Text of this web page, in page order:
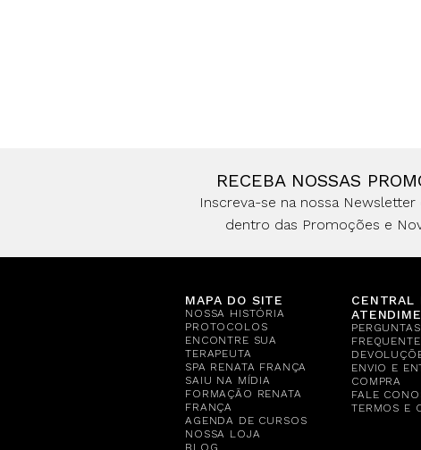
RECEBA NOSSAS
Inscreva-se na nossa
dentro das Promoções e
MAPA DO SITE
NOSSA HISTÓRIA
PROTOCOLOS
ENCONTRE SUA
TERAPEUTA
SPA RENATA FRANÇA
SAIU NA MÍDIA
FORMAÇÃO RENATA
FRANÇA
AGENDA DE CURSOS
NOSSA LOJA
BLOG
CENTRAL
PERGUNTAS
ENVIO E
COMPRA
FALE
TERMOS E